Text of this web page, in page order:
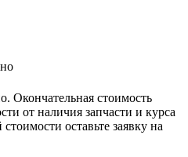
Окончательная стоимость
от наличия запчасти и курса
оставьте заявку на